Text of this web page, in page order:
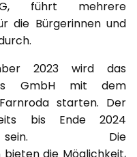
führt mehrere
die Bürgerinnen und
2023 wird das
GmbH mit dem
starten. Der
bis Ende 2024
sein. Die
die Möglichkeit,